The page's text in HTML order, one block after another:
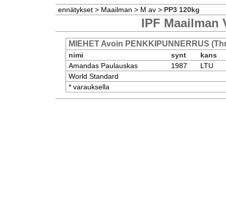
ennätykset > Maailman > M av > PP3 120kg
IPF Maailman
MIEHET Avoin PENKKIPUNNERRUS
nimi synt
kans
Amandas Paulauskas
1987
LTU
World Standard
* varauksella